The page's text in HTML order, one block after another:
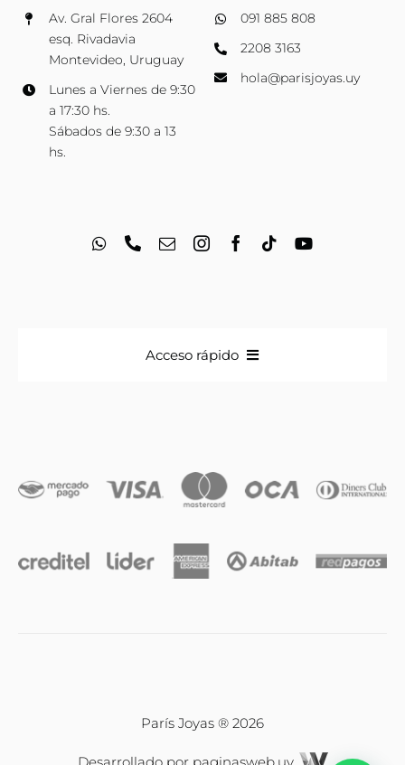
Av. Gral Flores 2604
esq. Rivadavia
Montevideo, Uruguay
Lunes a Viernes de 9:30
a 17:30 hs.
Sábados de 9:30 a 13
hs.
091 885 808
2208 3163
hola@parisjoyas.uy
Acceso rápido
Iniciales
París Joyas ® 2026